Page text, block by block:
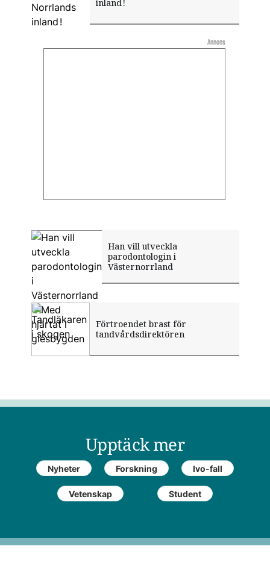
inland !
Han vill utveckla
parodontologin i
Västernorrland
Tandläkaren i skogen
Med hjärtat i glesbygden
Förtroendet brast för
tandvårdsdirektören
Upptäck mer
Nyheter Forskning Ivo-fall
Vetenskap Student
Annons